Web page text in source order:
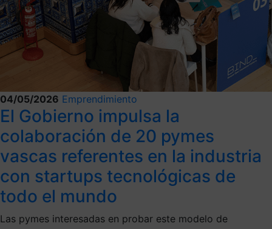
04/05/2026 Emprendimiento
El Gobierno impulsa la
colaboración de 20 pymes
vascas referentes en la industria
con startups tecnológicas de
todo el mundo
Las pymes interesadas en probar este modelo de